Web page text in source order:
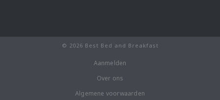
© 2026 Best Bed and Breakfast
Aanmelden
Over ons
Algemene voorwaarden